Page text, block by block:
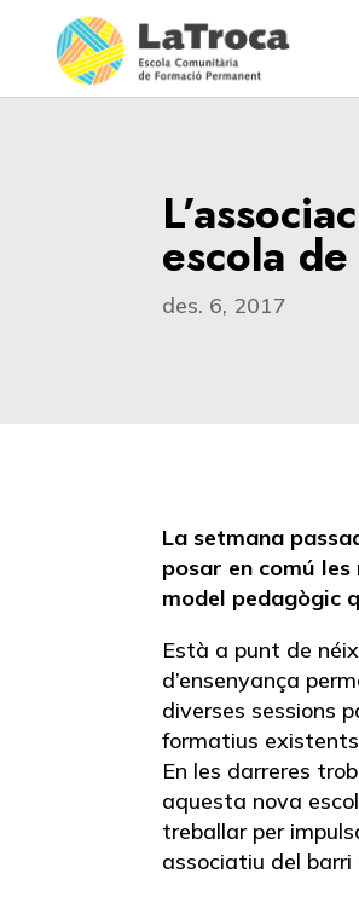
escola
des. 6, 2017
La setmana
posar en comú
model pedagògic
Està a punt de
d’ensenyança
diverses sessions
formatius
En les darreres
aquesta nova
treballar per
associatiu del